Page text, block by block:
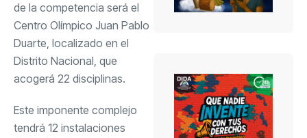
de la competencia será el
Centro Olímpico Juan Pablo
Duarte, localizado en el
Distrito Nacional, que
acogerá 22 disciplinas.
Este imponente complejo
tendrá 12 instalaciones